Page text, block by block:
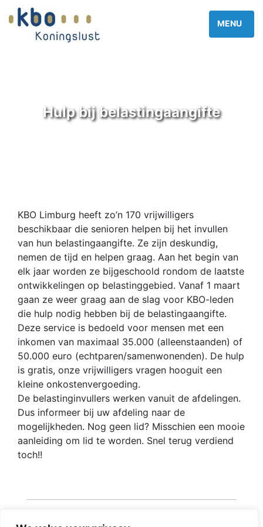
Hulp bij belastingaangifte
KBO Limburg heeft zo’n 170 vrijwilligers
beschikbaar die senioren helpen bij het invullen
van hun belastingaangifte. Ze zijn deskundig,
nemen de tijd en helpen graag. Aan het begin van
elk jaar worden ze bijgeschoold rondom de laatste
ontwikkelingen op belastinggebied. Vanaf 1 maart
gaan ze weer graag aan de slag voor KBO-leden
die hulp nodig hebben bij de belastingaangifte.
Deze service is bedoeld voor mensen met een
inkomen van maximaal 35.000 (alleenstaanden) of
50.000 euro (echtparen/samenwonenden). De hulp
is gratis, onze vrijwilligers vragen hooguit een
kleine onkostenvergoeding.
De belastinginvullers werken vanuit de afdelingen.
Dus informeer bij uw afdeling naar de
mogelijkheden. Nog geen lid? Misschien een mooie
aanleiding om lid te worden. Snel terug verdiend
toch!!